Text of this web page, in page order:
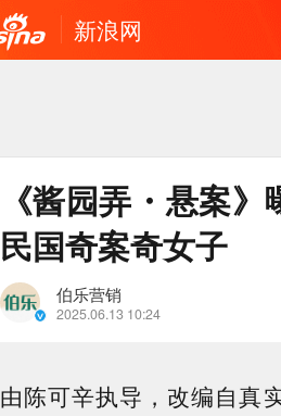
新浪网
《酱园弄・悬案
民国奇案奇女子
伯乐营销
2025.06.13 10:24
由陈可辛执导，改编自真